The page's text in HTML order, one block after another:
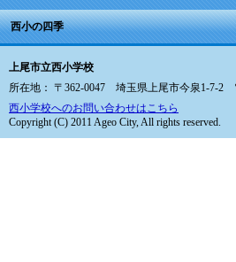
西小の四季
上尾市立西小学校
所在地： 〒362-0047 埼玉県上尾市今泉1-7-2
西小学校へのお問い合わせはこちら
Copyright (C) 2011 Ageo City, All rights reserved.